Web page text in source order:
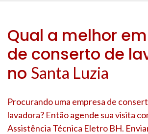
Qual a melhor
de conserto de
no Santa Luzia
Procurando uma empresa de
lavadora? Então agende sua visita
Assistência Técnica Eletro BH.